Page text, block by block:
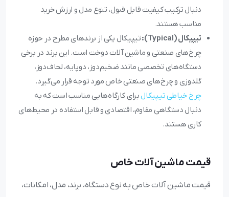
دنبال ترکیب کیفیت قابل قبول، تنوع مدل و ارزش خرید
مناسب هستند.
تیپیکال (Typical):
تیپیکال یکی از برندهای مطرح در حوزه
چرخ‌های صنعتی و ماشین آلات دوخت است. این برند در برخی
دستگاه‌های تخصصی مانند ضخیم‌دوز، دوپایه، لحاف‌دوز،
گلدوزی و چرخ‌های صنعتی خاص مورد توجه قرار می‌گیرد.
چرخ خیاطی تیپیکالبرای کارگاه‌هایی مناسب است که به
دنبال دستگاهی مقاوم، اقتصادی و قابل استفاده در محیط‌های
کاری هستند.
قیمت ماشین آلات خاص
قیمت ماشین آلات خاص به نوع دستگاه، برند، مدل، امکانات،